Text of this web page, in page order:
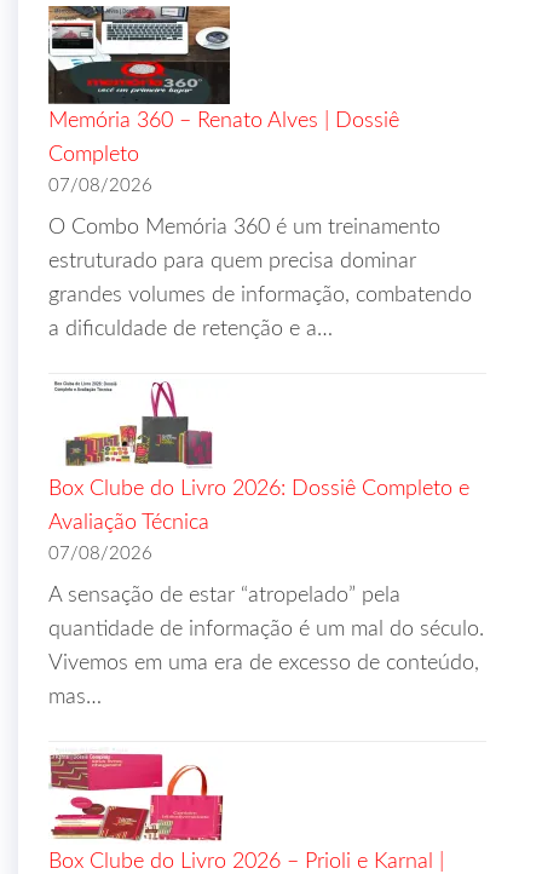
Memória 360 – Renato Alves | Dossiê
Completo
07/08/2026
O Combo Memória 360 é um treinamento
estruturado para quem precisa dominar
grandes volumes de informação, combatendo
a dificuldade de retenção e a…
Box Clube do Livro 2026: Dossiê Completo e
Avaliação Técnica
07/08/2026
A sensação de estar “atropelado” pela
quantidade de informação é um mal do século.
Vivemos em uma era de excesso de conteúdo,
mas…
Box Clube do Livro 2026 – Prioli e Karnal |